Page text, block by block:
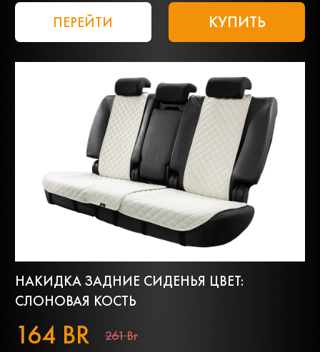
ПЕРЕЙТИ КУПИТЬ
НАКИДКА ЗАДНИЕ СИДЕНЬЯ ЦВЕТ:
СЛОНОВАЯ КОСТЬ
164 BR 261 Br